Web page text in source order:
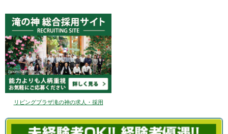
リビングプラザ滝の神の求人・採用